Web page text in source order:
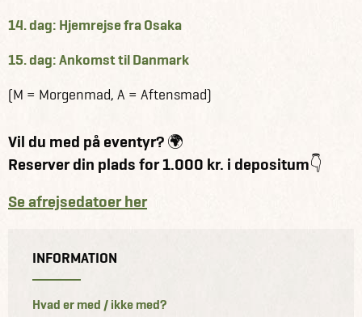
14. dag: Hjemrejse fra Osaka
15. dag: Ankomst til Danmark
(M = Morgenmad, A = Aftensmad)
Vil du med på eventyr? 🌍
Reserver din plads for 1.000 kr. i depositum👇
Se afrejsedatoer her
INFORMATION
Hvad er med / ikke med?